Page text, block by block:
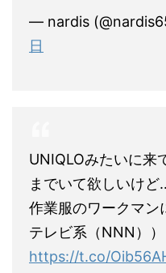
— nardis
日
UNIQLOみたいに来
までいて欲しいけど
作業服のワークマン
テレビ系（NNN）
https://t.co/